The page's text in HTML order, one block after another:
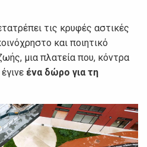
τις κρυφές αστικές
και ποιητικό
μια πλατεία που, κόντρα
ένα δώρο για τη